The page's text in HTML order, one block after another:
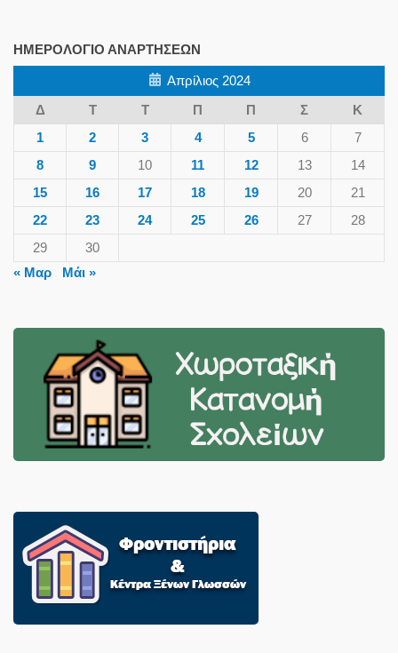
ΗΜΕΡΟΛΌΓΙΟ ΑΝΑΡΤΉΣΕΩΝ
Απρίλιος 2024
Δ
Τ Τ Π Π Σ
Κ
1
2 3 4 5 6
7
8
9 10 11 12 13
14
15
16 17 18 19 20
21
22
23 24 25 26 27
28
29
30
« Μαρ
Μάι »